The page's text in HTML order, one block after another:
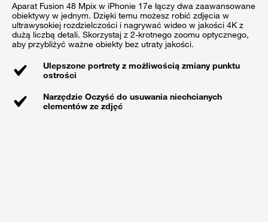
Aparat Fusion 48 Mpix w iPhonie 17e łączy dwa zaawansowane
obiektywy w jednym. Dzięki temu możesz robić zdjęcia w
ultrawysokiej rozdzielczości i nagrywać wideo w jakości 4K z
dużą liczbą detali. Skorzystaj z 2-krotnego zoomu optycznego,
aby przybliżyć ważne obiekty bez utraty jakości.
Ulepszone portrety z możliwością zmiany punktu
ostrości
Narzędzie Oczyść do usuwania niechcianych
elementów ze zdjęć